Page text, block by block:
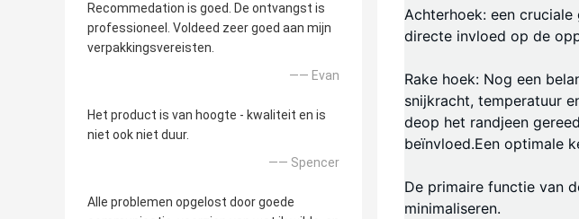
Recommedation is goed. De ontvangst is
professioneel. Voldeed zeer goed aan mijn
verpakkingsvereisten.
—— Evan
Het product is van hoogte - kwaliteit en is
niet ook niet duur.
—— Spencer
Alle problemen opgelost door goede
Achterhoek: een
directe invloed op de
Rake hoek: Nog een
snijkracht, temperatuur
deop het randjeen
beïnvloed.Een optimale
De primaire functie van
minimaliseren.